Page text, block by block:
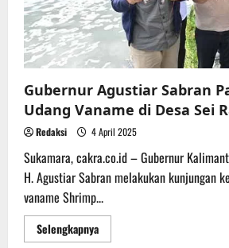
Gubernur Agustiar Sabran
Udang Vaname di Desa Sei
Redaksi 4 April 2025
Sukamara, cakra.co.id – Gubernur
H. Agustiar Sabran melakukan kunjungan
vaname Shrimp...
SelengkapnyaRead
more